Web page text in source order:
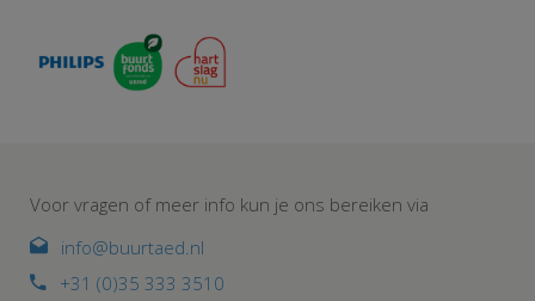
Voor vragen of meer info kun je ons bereiken via
info@buurtaed.nl
+31 (0)35 333 3510